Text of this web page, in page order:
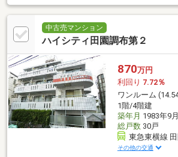
中古売マンション
ハイシティ田園調布第２
870万円
利回り 7.72％
ワンルーム
1階/4階建
築年月 1983年9
総戸数30戸
東急東横線
その他の交通